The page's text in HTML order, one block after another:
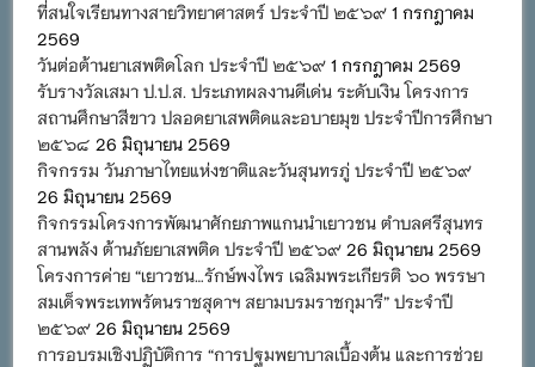
ที่สนใจเรียนทางสายวิทยาศาสตร์ ประจำปี ๒๕๖๙ 1 กรกฎาคม
2569
วันต่อต้านยาเสพติดโลก ประจำปี ๒๕๖๙ 1 กรกฎาคม 2569
รับรางวัลเสมา ป.ป.ส. ประเภทผลงานดีเด่น ระดับเงิน โครงการ
สถานศึกษาสีขาว ปลอดยาเสพติดและอบายมุข ประจำปีการศึกษา
๒๕๖๘ 26 มิถุนายน 2569
กิจกรรม วันภาษาไทยแห่งชาติและวันสุนทรภู่ ประจำปี ๒๕๖๙
26 มิถุนายน 2569
กิจกรรมโครงการพัฒนาศักยภาพแกนนำเยาวชน ตำบลศรีสุนทร
สานพลัง ต้านภัยยาเสพติด ประจำปี ๒๕๖๙ 26 มิถุนายน 2569
โครงการค่าย “เยาวชน…รักษ์พงไพร เฉลิมพระเกียรติ ๖๐ พรรษา
สมเด็จพระเทพรัตนราชสุดาฯ สยามบรมราชกุมารี” ประจำปี
๒๕๖๙ 26 มิถุนายน 2569
การอบรมเชิงปฏิบัติการ “การปฐมพยาบาลเบื้องต้น และการช่วย